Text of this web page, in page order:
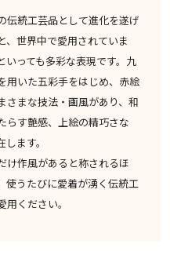
伝統工芸品として進化を遂げ
、世界中で愛用されていま
いっても多彩な表現です。九
用いた五彩手をはじめ、赤絵
さまな技法・画風があり、和
らす艶感、上絵の精巧さな
ます。
け作風があると称されるほ
使うたびに愛着が湧く伝統工
ください。